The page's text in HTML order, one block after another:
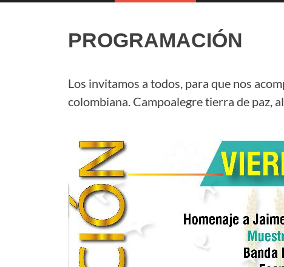
PROGRAMACIÓN
Los invitamos a todos, para que nos
colombiana. Campoalegre tierra de paz,